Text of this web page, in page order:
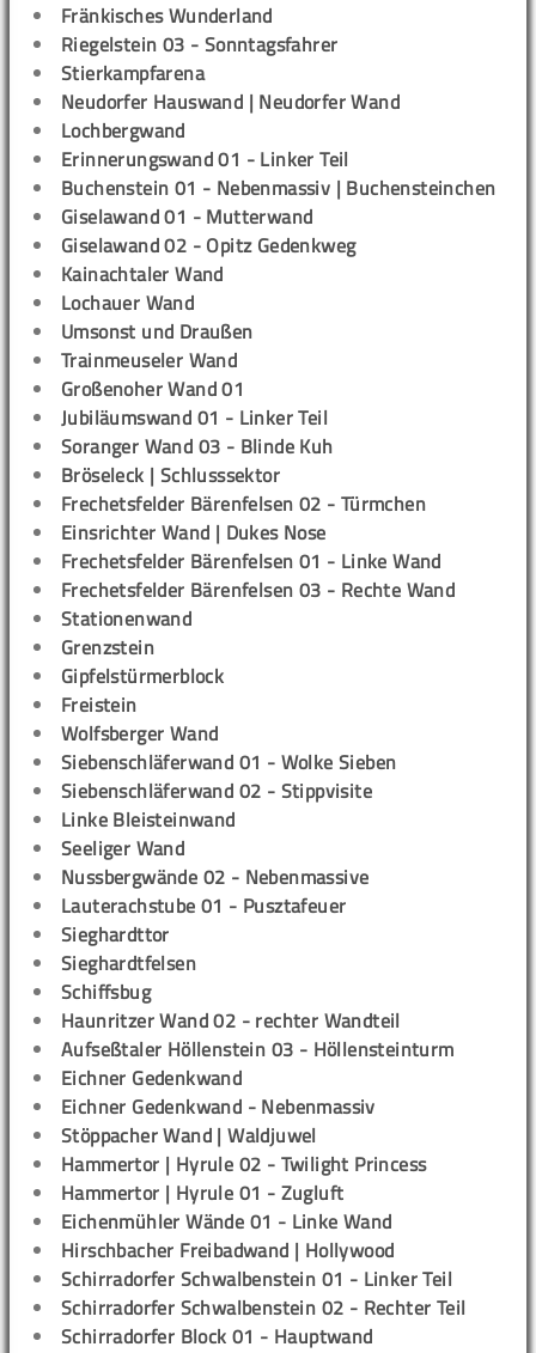
Fränkisches Wunderland
Riegelstein 03 - Sonntagsfahrer
Stierkampfarena
Neudorfer Hauswand | Neudorfer Wand
Lochbergwand
Erinnerungswand 01 - Linker Teil
Buchenstein 01 - Nebenmassiv | Buchensteinchen
Giselawand 01 - Mutterwand
Giselawand 02 - Opitz Gedenkweg
Kainachtaler Wand
Lochauer Wand
Umsonst und Draußen
Trainmeuseler Wand
Großenoher Wand 01
Jubiläumswand 01 - Linker Teil
Soranger Wand 03 - Blinde Kuh
Bröseleck | Schlusssektor
Frechetsfelder Bärenfelsen 02 - Türmchen
Einsrichter Wand | Dukes Nose
Frechetsfelder Bärenfelsen 01 - Linke Wand
Frechetsfelder Bärenfelsen 03 - Rechte Wand
Stationenwand
Grenzstein
Gipfelstürmerblock
Freistein
Wolfsberger Wand
Siebenschläferwand 01 - Wolke Sieben
Siebenschläferwand 02 - Stippvisite
Linke Bleisteinwand
Seeliger Wand
Nussbergwände 02 - Nebenmassive
Lauterachstube 01 - Pusztafeuer
Sieghardttor
Sieghardtfelsen
Schiffsbug
Haunritzer Wand 02 - rechter Wandteil
Aufseßtaler Höllenstein 03 - Höllensteinturm
Eichner Gedenkwand
Eichner Gedenkwand - Nebenmassiv
Stöppacher Wand | Waldjuwel
Hammertor | Hyrule 02 - Twilight Princess
Hammertor | Hyrule 01 - Zugluft
Eichenmühler Wände 01 - Linke Wand
Hirschbacher Freibadwand | Hollywood
Schirradorfer Schwalbenstein 01 - Linker Teil
Schirradorfer Schwalbenstein 02 - Rechter Teil
Schirradorfer Block 01 - Hauptwand